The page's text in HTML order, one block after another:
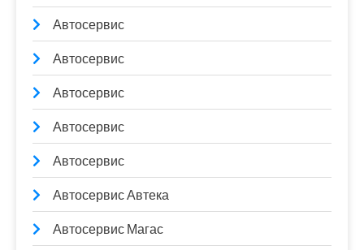
Автосервис
Автосервис
Автосервис
Автосервис
Автосервис
Автосервис Автека
Автосервис Магас